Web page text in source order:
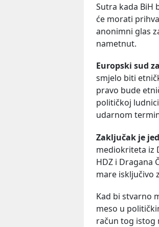
Sutra kada BiH
će morati
anonimni glas
nametnut.
Europski sud
smjelo biti
pravo bude
političkoj
udarnom
Zaključak je
mediokriteta iz
HDZ i Dragana
mare isključivo
Kad bi stvarno
meso u
račun tog istog